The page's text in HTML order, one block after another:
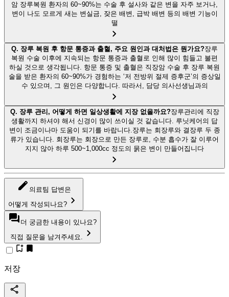
암 장루복원 환자의 60~90%는 수술 후 설사와 같은 변을 자주 보거나,
변이 나도 모르게 새는 변실금, 잦은 배변, 급박 배변 등의 배변 기능이
떨
Q. 장루 복원 후 항문 통증과 출혈, 주요 원인과 대처법은 뭔가요?장루
복원 수술 이후에 지속되는 항문 통증과 출혈로 인해 많이 힘들고 불편
하실 것으로 생각됩니다. 항문 통증 및 출혈은 직장암 수술 후 장루 복원
술을 받은 환자의 60~90%가 경험하는 ‘저 전방위 절제 증후군’의 증상일
수 있으며, 그 원인은 다양합니다. 따라서, 담당 의사선생님과의
Q. 장루 관리, 어떻게 하면 일상생활에 지장 없을까요?장루관리에 직장
생활까지 하셔야 해서 신경이 많이 쓰이실 것 같습니다. 루닛케어의 답
변이 조금이나마 도움이 되기를 바랍니다.장루는 회장루와 결장루 두 종
류가 있습니다. 회장루는 회장으로 만든 장루로, 수분 흡수가 잘 이루어
지지 않아 하루 500~1,000cc 정도의 묽은 변이 만들어집니다
의료팀 답변은
어떻게 작성되나요?
더 궁금한 내용이 있나요?
직접 질문을 남겨주세요.
저장